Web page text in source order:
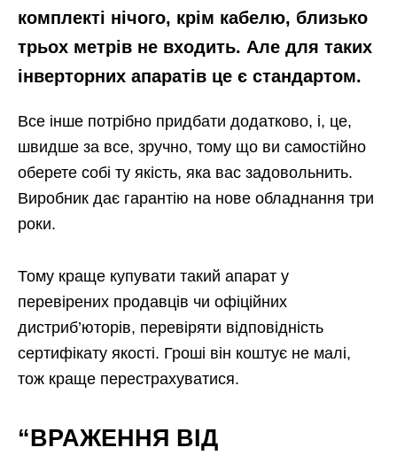
комплекті нічого, крім кабелю, близько
трьох метрів не входить. Але для таких
інверторних апаратів це є стандартом.
Все інше потрібно придбати додатково, і, це,
швидше за все, зручно, тому що ви самостійно
оберете собі ту якість, яка вас задовольнить.
Виробник дає гарантію на нове обладнання три
роки.
Тому краще купувати такий апарат у
перевірених продавців чи офіційних
дистриб’юторів, перевіряти відповідність
сертифікату якості. Гроші він коштує не малі,
тож краще перестрахуватися.
“ВРАЖЕННЯ ВІД